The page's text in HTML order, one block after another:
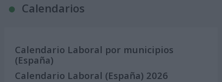
Calendarios
Calendario Laboral por municipios
(España)
Calendario Laboral (España) 2026